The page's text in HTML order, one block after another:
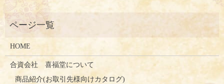
HOME
合資会社 喜福堂について
商品紹介(お取引先様向けカタログ)